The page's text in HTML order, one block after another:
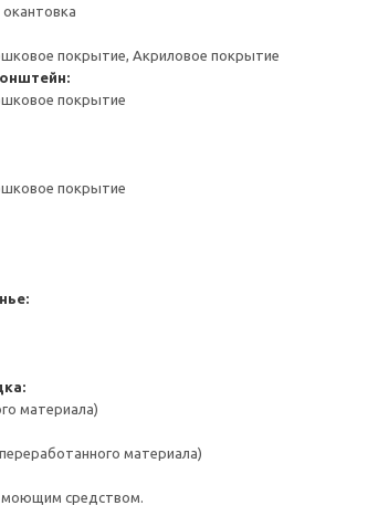
покрытие, Акриловое покрытие
покрытие
покрытие
материала)
материала)
моющим средством.